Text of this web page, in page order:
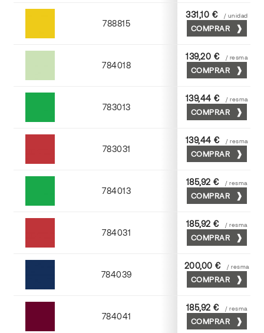
788815
Golden
331,10 € / unidad
COMPRAR
784018
Verde
139,20 € / resma
COMPRAR
783013
Hierba
139,44 € / resma
COMPRAR
783031
Escarlata
139,44 € / resma
COMPRAR
784013
Hierba
185,92 € / resma
COMPRAR
784031
Escarlata
185,92 € / resma
COMPRAR
784039
Azul navy
200,00 € / resma
COMPRAR
784041
Burdeos
185,92 € / resma
COMPRAR